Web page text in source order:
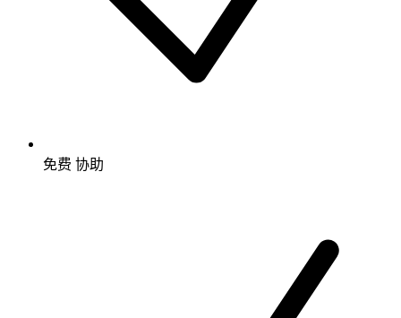
免费 协助